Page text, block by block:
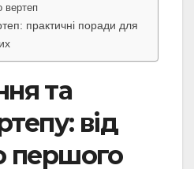
вертеп
практичні поради для
та
від
першого